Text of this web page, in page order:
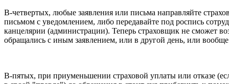
В-четвертых, любые заявления или письма направляйте
письмом с уведомлением, либо передавайте под роспись
канцелярии (администрации). Теперь страховщик не сможет
обращались с иным заявлением, или в другой день, или
В-пятых, при приуменьшении страховой уплаты или отказе